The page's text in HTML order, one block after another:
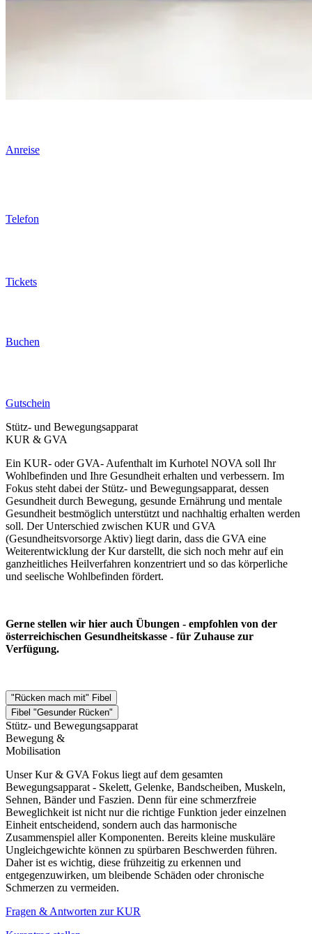
Anreise
Telefon
Tickets
Buchen
Gutschein
Stütz- und Bewegungsapparat
KUR & GVA
Ein KUR- oder GVA- Aufenthalt im Kurhotel NOVA soll Ihr
Wohlbefinden und Ihre Gesundheit erhalten und verbessern. Im
Fokus steht dabei der Stütz- und Bewegungsapparat, dessen
Gesundheit durch Bewegung, gesunde Ernährung und mentale
Gesundheit bestmöglich unterstützt und nachhaltig erhalten werden
soll. Der Unterschied zwischen KUR und GVA
(Gesundheitsvorsorge Aktiv) liegt darin, dass die GVA eine
Weiterentwicklung der Kur darstellt, die sich noch mehr auf ein
ganzheitliches Heilverfahren konzentriert und so das körperliche
und seelische Wohlbefinden fördert.
Gerne stellen wir hier auch Übungen - empfohlen von der
österreichischen Gesundheitskasse - für Zuhause zur
Verfügung.
"Rücken mach mit" Fibel
Fibel "Gesunder Rücken"
Stütz- und Bewegungsapparat
Bewegung &
Mobilisation
Unser Kur & GVA Fokus liegt auf dem gesamten
Bewegungsapparat - Skelett, Gelenke, Bandscheiben, Muskeln,
Sehnen, Bänder und Faszien. Denn für eine schmerzfreie
Beweglichkeit ist nicht nur die richtige Funktion jeder einzelnen
Einheit entscheidend, sondern auch das harmonische
Zusammenspiel aller Komponenten. Bereits kleine muskuläre
Ungleichgewichte können zu spürbaren Beschwerden führen.
Daher ist es wichtig, diese frühzeitig zu erkennen und
entgegenzuwirken, um bleibende Schäden oder chronische
Schmerzen zu vermeiden.
Fragen & Antworten zur KUR